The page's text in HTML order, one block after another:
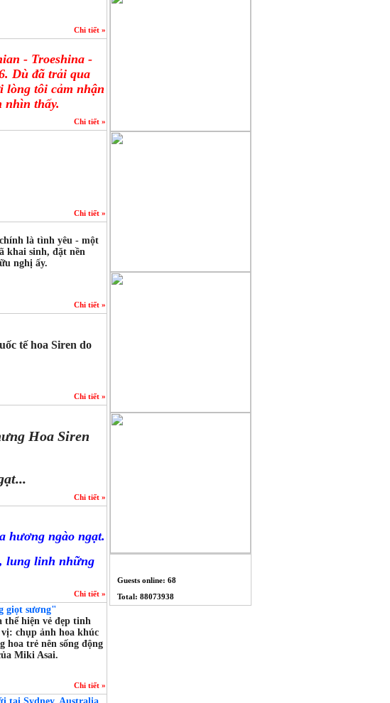
Chi tiết »
- Troeshina -
Dù đã trải qua
lòng tôi cảm nhận
nhìn thấy.
Chi tiết »
Chi tiết »
là tình yêu - một
khai sinh, đặt nền
nghị ấy.
Chi tiết »
tế hoa Siren do
Chi tiết »
Hoa Siren
Chi tiết »
hương ngào ngạt.
lung linh những
Chi tiết »
giọt sương"
thể hiện vẻ đẹp tinh
chụp ảnh hoa khúc
hoa trẻ nên sống động
Miki Asai.
Chi tiết »
Guests online: 68
Total: 88073938